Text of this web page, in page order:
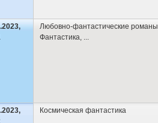
Любовно-фантастические романы
Фантастика
Космическая фантастика